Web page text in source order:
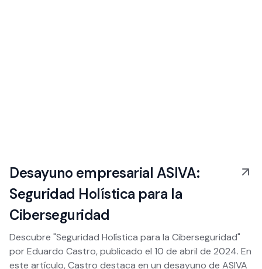
Desayuno empresarial ASIVA:
Seguridad Holística para la
Ciberseguridad
Descubre "Seguridad Holística para la Ciberseguridad"
por Eduardo Castro, publicado el 10 de abril de 2024. En
este artículo, Castro destaca en un desayuno de ASIVA